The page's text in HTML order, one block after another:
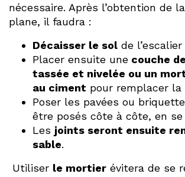
nécessaire. Après l’obtention de
plane, il faudra :
Décaisser le sol de
Placer ensuite une couche
tassée et nivelée ou un
au ciment pour remplacer la
Poser les pavées ou
être posés côte à côte, en
Les joints seront ensuite
sable.
Utiliser le mortier évitera de se